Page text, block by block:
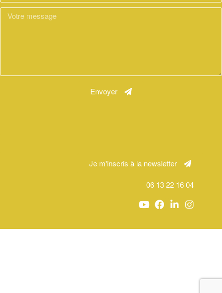
Envoyer
Je m'inscris à la newsletter
06 13 22 16 04